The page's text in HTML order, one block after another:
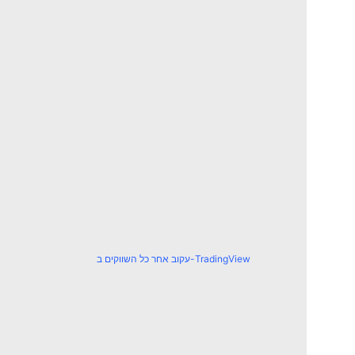
עקוב אחר כל השווקים ב-TradingView